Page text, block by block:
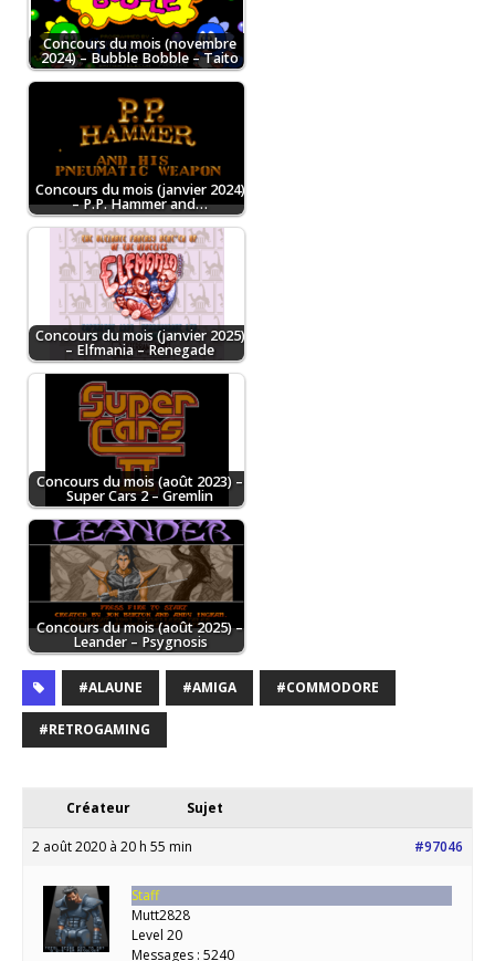
Concours du mois (novembre
2024) – Bubble Bobble – Taito
Concours du mois (janvier 2024)
– P.P. Hammer and…
Concours du mois (janvier 2025)
– Elfmania – Renegade
Concours du mois (août 2023) –
Super Cars 2 – Gremlin
Concours du mois (août 2025) –
Leander – Psygnosis
#ALAUNE #AMIGA #COMMODORE
#RETROGAMING
Créateur Sujet
2 août 2020 à 20 h 55 min #97046
Staff
Mutt2828
Level 20
Messages : 5240